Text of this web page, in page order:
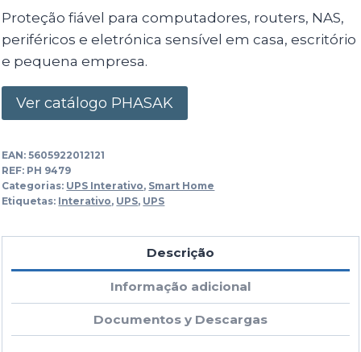
Proteção fiável para computadores, routers, NAS,
periféricos e eletrónica sensível em casa, escritório
e pequena empresa.
Ver catálogo PHASAK
EAN:5605922012121
REF: PH 9479
Categorias: UPS Interativo, Smart Home
Etiquetas: Interativo, UPS, UPS
Descrição
Informação adicional
Documentos y Descargas